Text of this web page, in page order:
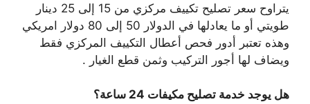
يتراوح سعر تصليح تكييف مركزي من 15 إلى 25 دينار
طويتي أو ما يعادلها في الدولار 50 إلى 80 دولار امريكي
وهذه تعتبر أدور فحص أعطال التكييف المركزي فقط
ويضاف لها أجور التركيب وثمن قطع الغيار .
هل يوجد خدمة تصليح مكيفات 24 ساعة؟